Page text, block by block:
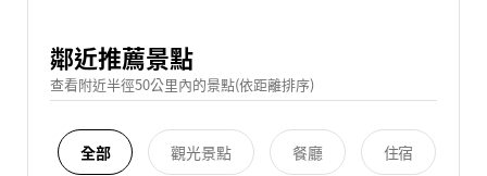
鄰近推薦景點
查看附近半徑50公里內的景點(依距離排序)
全部 觀光景點 餐廳 住宿